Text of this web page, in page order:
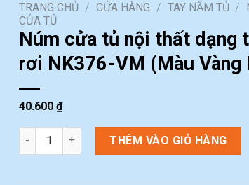
TRANG CHỦ / CỬA HÀNG / TAY NẮM TỦ /
CỬA TỦ
Núm cửa tủ nội thất dạng
rơi NK376-VM (Màu Vàng
40.600₫
Núm cửa tủ nội thất dạng tay rơi NK376-VM
THÊM VÀO GIỎ HÀNG